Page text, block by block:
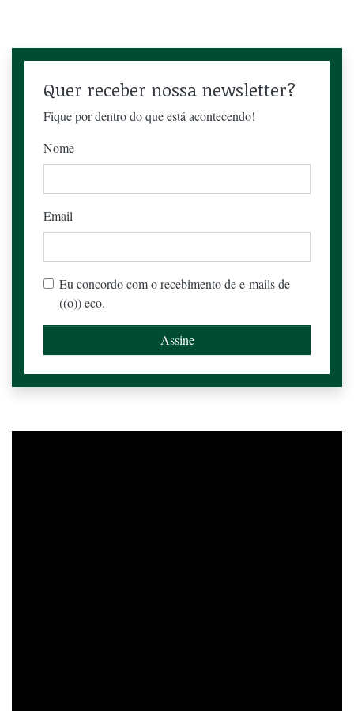
Quer receber nossa newsletter?
Fique por dentro do que está acontecendo!
Nome
Email
Eu concordo com o recebimento de e-mails de
((o)) eco.